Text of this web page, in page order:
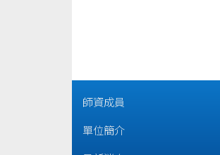
師資成員
單位簡介